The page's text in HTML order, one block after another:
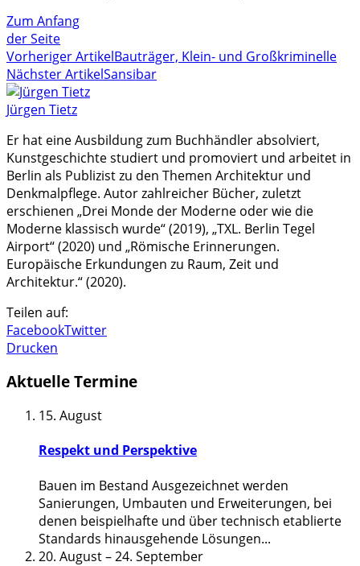
Zum Anfang
der Seite
Vorheriger ArtikelBauträger, Klein- und Großkriminelle
Nächster ArtikelSansibar
Jürgen Tietz
Er hat eine Ausbildung zum Buchhändler absolviert,
Kunstgeschichte studiert und promoviert und arbeitet in
Berlin als Publizist zu den Themen Architektur und
Denkmalpflege. Autor zahlreicher Bücher, zuletzt
erschienen „Drei Monde der Moderne oder wie die
Moderne klassisch wurde“ (2019), „TXL. Berlin Tegel
Airport“ (2020) und „Römische Erinnerungen.
Europäische Erkundungen zu Raum, Zeit und
Architektur.“ (2020).
Teilen auf:
FacebookTwitter
Drucken
Aktuelle Termine
15. August
Respekt und Perspektive
Bauen im Bestand Ausgezeichnet werden
Sanierungen, Umbauten und Erweiterungen, bei
denen beispielhafte und über technisch etablierte
Standards hinausgehende Lösungen...
20. August–24. September